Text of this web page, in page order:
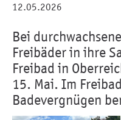
12.05.2026
Bei
Freibäder in ihre
Freibad in
15. Mai. Im
Badevergnügen